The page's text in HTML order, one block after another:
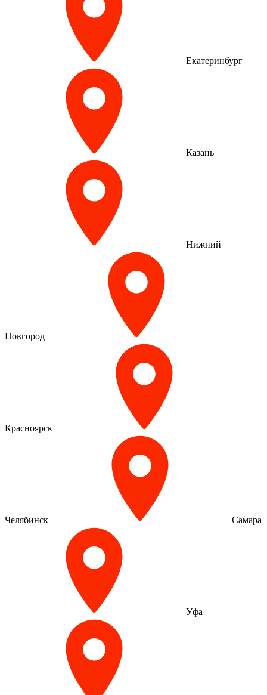
Екатеринбург
Казань
Нижний
Новгород
Красноярск
Челябинск Самара
Уфа